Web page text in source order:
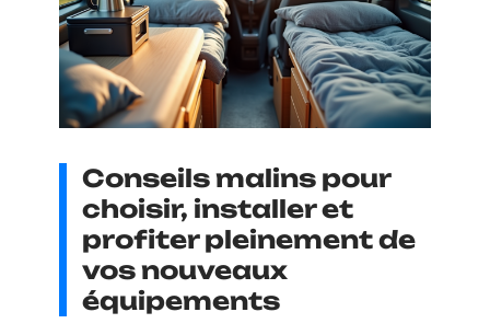
Conseils malins pour
choisir, installer et
profiter pleinement de
vos nouveaux
équipements